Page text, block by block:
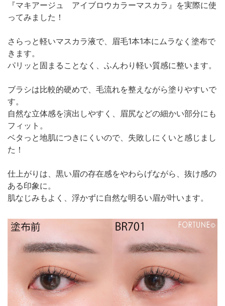
『マキアージュ アイブロウカラーマスカラ』を実際に使
ってみました！
さらっと軽いマスカラ液で、眉毛1本1本にムラなく塗布で
きます。
パリッと固まることなく、ふんわり軽い質感に整います。
ブラシは比較的硬めで、毛流れを整えながら塗りやすいで
す。
自然な立体感を演出しやすく、眉尻などの細かい部分にも
フィット。
ベタっと地肌につきにくいので、失敗しにくいと感じまし
た！
仕上がりは、黒い眉の存在感をやわらげながら、抜け感の
ある印象に。
肌なじみもよく、浮かずに自然な明るい眉が叶います。